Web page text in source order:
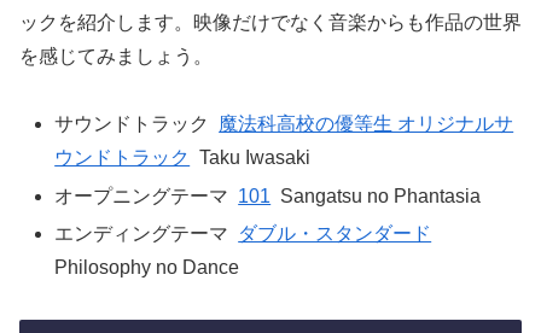
ックを紹介します。映像だけでなく音楽からも作品の世界
を感じてみましょう。
サウンドトラック
魔法科高校の優等生 オリジナルサ
ウンドトラック Taku Iwasaki
オープニングテーマ 101 Sangatsu no Phantasia
エンディングテーマ
ダブル・スタンダード
Philosophy no Dance